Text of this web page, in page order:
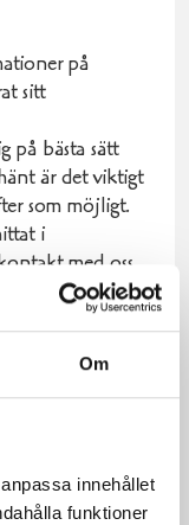
Om
innehållet
funktioner
på
sitt
på bästa sätt
är det viktigt
som möjligt.
i
med oss
går vidare med